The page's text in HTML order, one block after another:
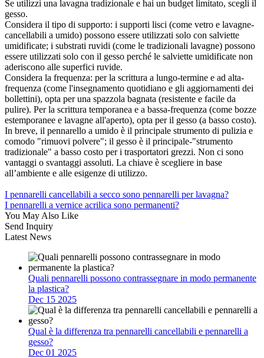
Se utilizzi una lavagna tradizionale e hai un budget limitato, scegli il
gesso.
Considera il tipo di supporto: i supporti lisci (come vetro e lavagne-
cancellabili a umido) possono essere utilizzati solo con salviette
umidificate; i substrati ruvidi (come le tradizionali lavagne) possono
essere utilizzati solo con il gesso perché le salviette umidificate non
aderiscono alle superfici ruvide.
Considera la frequenza: per la scrittura a lungo-termine e ad alta-
frequenza (come l'insegnamento quotidiano e gli aggiornamenti dei
bollettini), opta per una spazzola bagnata (resistente e facile da
pulire). Per la scrittura temporanea e a bassa-frequenza (come bozze
estemporanee e lavagne all'aperto), opta per il gesso (a basso costo).
In breve, il pennarello a umido è il principale strumento di pulizia e
comodo "rimuovi polvere"; il gesso è il principale-"strumento
tradizionale" a basso costo per i trasportatori grezzi. Non ci sono
vantaggi o svantaggi assoluti. La chiave è scegliere in base
all’ambiente e alle esigenze di utilizzo.
I pennarelli cancellabili a secco sono pennarelli per lavagna?
I pennarelli a vernice acrilica sono permanenti?
You May Also Like
Send Inquiry
Latest News
Quali pennarelli possono contrassegnare in modo permanente
la plastica?
Dec 15 2025
Qual è la differenza tra pennarelli cancellabili e pennarelli a
gesso?
Dec 01 2025